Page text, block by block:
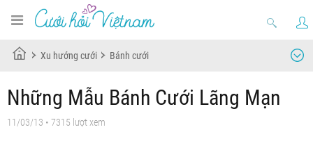
Xu hướng cưới Bánh cưới
Những Mẫu Bánh Cưới Lãng Mạn
11/03/13 • 7315 lượt xem